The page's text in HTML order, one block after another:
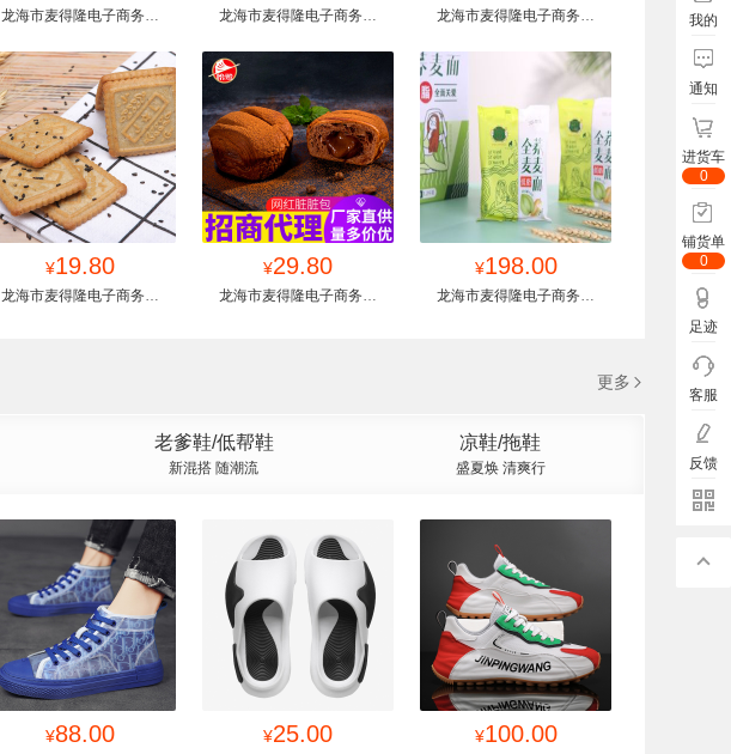
龙海市麦得隆电子商务有
龙海市麦得隆电子商务有
龙海市麦得隆电子商务有
找同款 收藏
¥19.80
龙海市麦得隆电子商务有
找同款 收藏
¥29.80
龙海市麦得隆电子商务有
找同款 收藏
¥198.00
龙海市麦得隆电子商务有
更多
老爹鞋/低帮鞋
新混搭 随潮流
凉鞋/拖鞋
盛夏焕 清爽行
找同款 收藏
¥88.00 找同款 收藏
¥25.00 找同款 收藏
¥100.00
我的
通知
进货车
0
铺货单
0
足迹
客服
反馈